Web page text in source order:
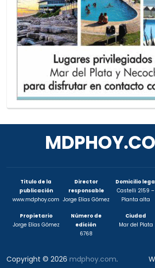
Titulo de la
publicación
www.mdphoy.com
Propietario
Jorge Elías Gómez
Director
responsable
Jorge Elías Gómez
Número de
edición
6768
Domicilio
Castelli 2159 –
Planta alta
Ciudad
Mar del Plata
Copyright © 2026mdphoy.com.